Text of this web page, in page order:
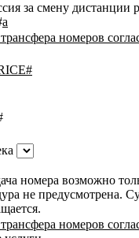
за смену дистанции
a
трансфера номеров
номера возможно
не предусмотрена.
трансфера номеров